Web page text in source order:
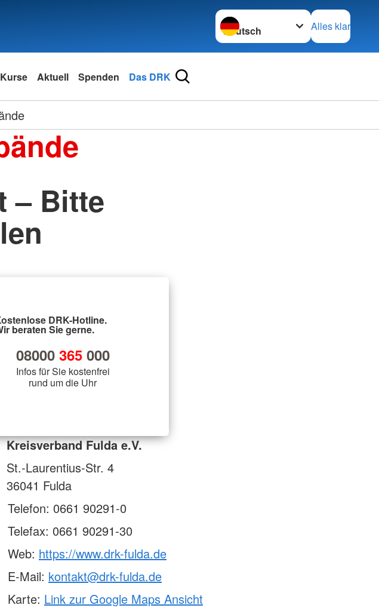
Sprache wechseln zu
Alles klar
Kurse Aktuell Spenden Das DRK
– Bitte
DRK-Hotline.
beraten Sie gerne.
08000 365000
Infos für Sie kostenfrei
rund um die Uhr
Kreisverband Fulda e.V.
St.-Laurentius-Str. 4
36041 Fulda
Telefon: 0661 90291-0
Telefax: 0661 90291-30
Web: https://www.drk-fulda.de
E-Mail: kontakt@drk-fulda.de
Karte: Link zur Google Maps Ansicht